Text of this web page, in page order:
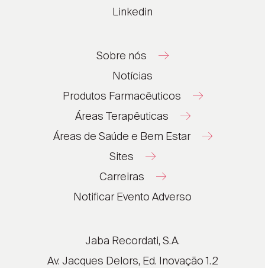
Linkedin
Sobre nós
Notícias
Produtos Farmacêuticos
Áreas Terapêuticas
Áreas de Saúde e Bem Estar
Sites
®
®
Carreiras
Notificar Evento Adverso
Jaba Recordati, S.A.
Av. Jacques Delors, Ed. Inovação 1.2